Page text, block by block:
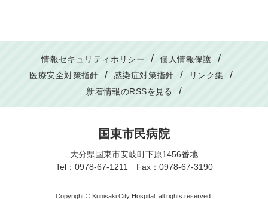
情報セキュリティポリシー
個人情報保護
医療安全対策指針
感染症対策指針
リンク集
新着情報のRSSを見る
国東市民病院
大分県国東市安岐町下原1456番地
Tel：0978-67-1211 Fax：0978-67-3190
Copyright © Kunisaki City Hospital. all rights reserved.